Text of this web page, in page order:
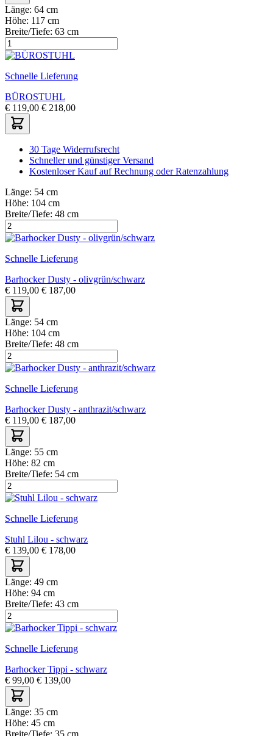
Länge: 64 cm
Höhe: 117 cm
Breite/Tiefe: 63 cm
Schnelle Lieferung
BÜROSTUHL
€ 119,00 € 218,00
30 Tage Widerrufsrecht
Schneller und günstiger Versand
Kostenloser Kauf auf Rechnung oder Ratenzahlung
Länge: 54 cm
Höhe: 104 cm
Breite/Tiefe: 48 cm
Schnelle Lieferung
Barhocker Dusty - olivgrün/schwarz
€ 119,00 € 187,00
Länge: 54 cm
Höhe: 104 cm
Breite/Tiefe: 48 cm
Schnelle Lieferung
Barhocker Dusty - anthrazit/schwarz
€ 119,00 € 187,00
Länge: 55 cm
Höhe: 82 cm
Breite/Tiefe: 54 cm
Schnelle Lieferung
Stuhl Lilou - schwarz
€ 139,00 € 178,00
Länge: 49 cm
Höhe: 94 cm
Breite/Tiefe: 43 cm
Schnelle Lieferung
Barhocker Tippi - schwarz
€ 99,00 € 139,00
Länge: 35 cm
Höhe: 45 cm
Breite/Tiefe: 35 cm